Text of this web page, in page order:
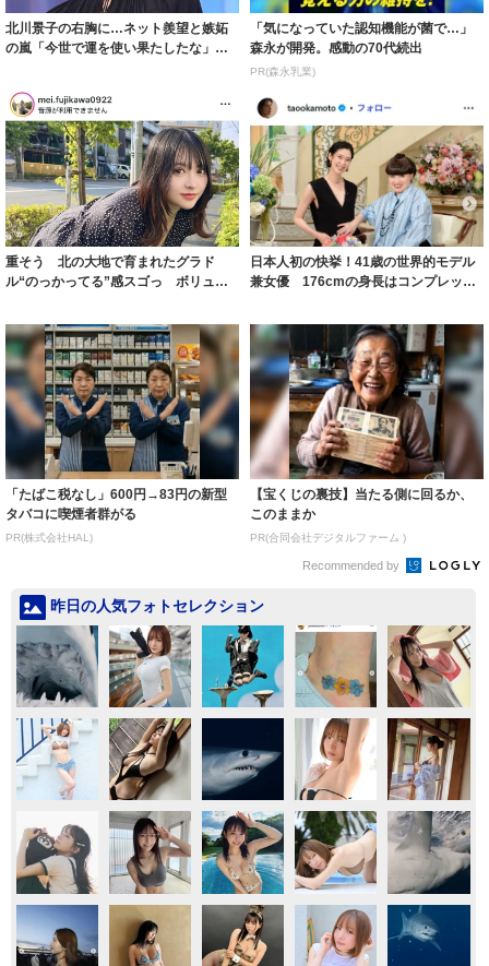
北川景子の右胸に…ネット羨望と嫉妬
の嵐「今世で運を使い果たしたな」
「気になっていた認知機能が菌で…」
森永が開発。感動の70代続出
PR(森永乳業)
重そう 北の大地で育まれたグラド
ル“のっかってる”感スゴっ ボリュー
日本人初の快挙！41歳の世界的モデル
兼女優 176cmの身長はコンプレック
「たばこ税なし」600円→83円の新型
タバコに喫煙者群がる
PR(株式会社HAL)
【宝くじの裏技】当たる側に回るか、
このままか
PR(合同会社デジタルファーム )
Recommended by
昨日の人気フォトセレクション